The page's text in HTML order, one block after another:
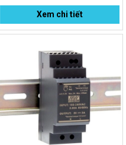
Xem chi tiết